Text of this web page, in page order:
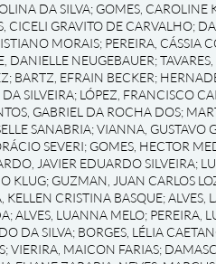
DA SILVA; GOMES, CAROLINE
CICELI GRAVITO DE CARVALHO;
MORAIS; PEREIRA, CÁSSIA
DANIELLE NEUGEBAUER;
; BARTZ, EFRAIN BECKER;
SILVEIRA; LÓPEZ, FRANCISCO
GABRIEL DA ROCHA DOS;
SANABRIA;VIANNA, GUSTAVO
SEVERI; GOMES, HECTOR
JAVIER EDUARDO SILVEIRA;
KLUG; GUZMAN, JUAN CARLOS
KELLEN CRISTINA BASQUE;ALVES,
;ALVES, LUANNA MELO; PEREIRA,
DA SILVA; BORGES, LÉLIA
;VIERIRA, MAICON FARIAS;